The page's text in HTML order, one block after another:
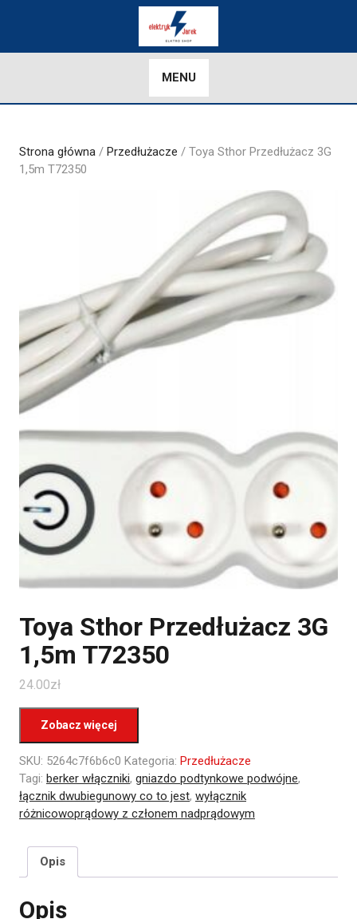
MENU
Strona główna / Przedłużacze / Toya Sthor Przedłużacz 3G
1,5m T72350
Toya Sthor Przedłużacz 3G
1,5m T72350
24.00zł
Zobacz więcej
SKU: 5264c7f6b6c0 Kategoria: Przedłużacze
Tagi: berker włączniki, gniazdo podtynkowe podwójne,
łącznik dwubiegunowy co to jest, wyłącznik
różnicowoprądowy z członem nadprądowym
Opis
Opis